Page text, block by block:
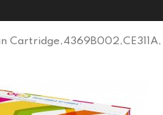
Cartridge,4369B002,CE311A,